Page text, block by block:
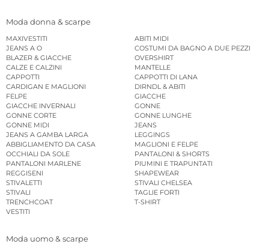
Moda donna & scarpe
MAXIVESTITI
ABITI MIDI
JEANS A O
COSTUMI DA BAGNO A DUE PEZZI
BLAZER & GIACCHE
OVERSHIRT
CALZE E CALZINI
MANTELLE
CAPPOTTI
CAPPOTTI DI LANA
CARDIGAN E MAGLIONI
DIRNDL & ABITI
FELPE
GIACCHE
GIACCHE INVERNALI
GONNE
GONNE CORTE
GONNE LUNGHE
GONNE MIDI
JEANS
JEANS A GAMBA LARGA
LEGGINGS
ABBIGLIAMENTO DA CASA
MAGLIONI E FELPE
OCCHIALI DA SOLE
PANTALONI & SHORTS
PANTALONI MARLENE
PIUMINI E TRAPUNTATI
REGGISENI
SHAPEWEAR
STIVALETTI
STIVALI CHELSEA
STIVALI
TAGLIE FORTI
TRENCHCOAT
T-SHIRT
VESTITI
Moda uomo & scarpe